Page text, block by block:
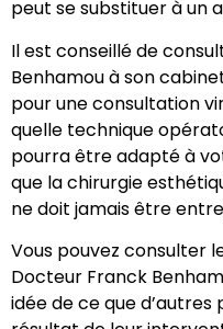
peut se substituer à un
Il est conseillé de
Benhamou à son
pour une consultation
quelle technique
pourra être adapté à
que la chirurgie
ne doit jamais être
Vous pouvez consulter
Docteur Franck
idée de ce que